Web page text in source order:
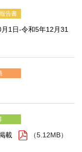
告書
1日-令和5年12月31
載 （5.12MB）